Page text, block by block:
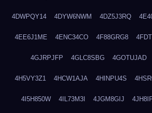
4DWPQY14 4DYW6NWM 4DZ5J3RQ
4EE6J1ME 4ENC34CO 4F88GRG8
4GJRPJFP 4GLC8SBG 4GOTUJAD
4H5VY3Z1 4HCW1AJA 4HINPU4S
4I5H850W 4IL73M3I 4JGM8GIJ